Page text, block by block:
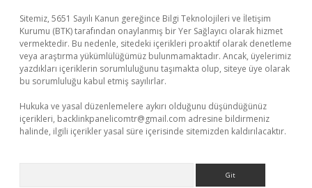
Sitemiz, 5651 Sayılı Kanun gereğince Bilgi Teknolojileri ve İletişim
Kurumu (BTK) tarafından onaylanmış bir Yer Sağlayıcı olarak hizmet
vermektedir. Bu nedenle, sitedeki içerikleri proaktif olarak denetleme
veya araştırma yükümlülüğümüz bulunmamaktadır. Ancak, üyelerimiz
yazdıkları içeriklerin sorumluluğunu taşımakta olup, siteye üye olarak
bu sorumluluğu kabul etmiş sayılırlar.
Hukuka ve yasal düzenlemelere aykırı olduğunu düşündüğünüz
içerikleri, backlinkpanelicomtr@gmail.com adresine bildirmeniz
halinde, ilgili içerikler yasal süre içerisinde sitemizden kaldırılacaktır.